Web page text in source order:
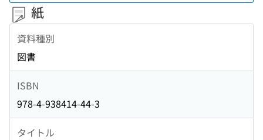
紙
資料種別
図書
ISBN
978-4-938414-44-3
タイトル